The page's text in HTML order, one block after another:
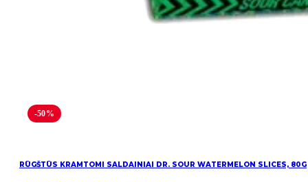
-50%
RŪGŠTŪS KRAMTOMI SALDAINIAI DR. SOUR WATERMELON SLICES, 80G